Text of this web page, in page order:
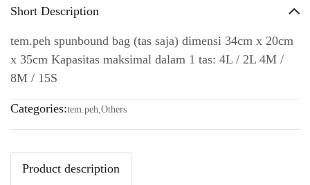
Short Description
tem.peh spunbound bag (tas saja) dimensi 34cm x 20cm
x 35cm Kapasitas maksimal dalam 1 tas: 4L / 2L 4M /
8M / 15S
Categories:tem.peh,Others
Product description